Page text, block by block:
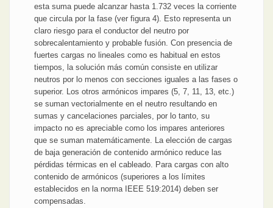
esta suma puede alcanzar hasta 1.732 veces la corriente
que circula por la fase (ver figura 4). Esto representa un
claro riesgo para el conductor del neutro por
sobrecalentamiento y probable fusión. Con presencia de
fuertes cargas no lineales como es habitual en estos
tiempos, la solución más común consiste en utilizar
neutros por lo menos con secciones iguales a las fases o
superior. Los otros armónicos impares (5, 7, 11, 13, etc.)
se suman vectorialmente en el neutro resultando en
sumas y cancelaciones parciales, por lo tanto, su
impacto no es apreciable como los impares anteriores
que se suman matemáticamente. La elección de cargas
de baja generación de contenido armónico reduce las
pérdidas térmicas en el cableado. Para cargas con alto
contenido de armónicos (superiores a los límites
establecidos en la norma IEEE 519:2014) deben ser
compensadas.